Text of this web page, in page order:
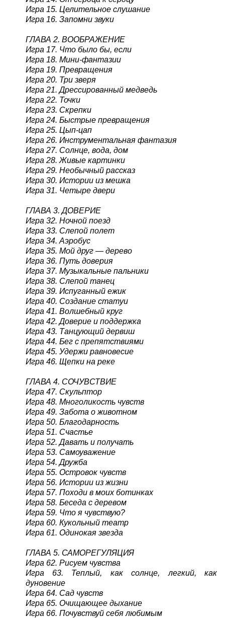
Игра 15. Целительное слушание
Игра 16. Запомни звуки
ГЛАВА 2. ВООБРАЖЕНИЕ
Игра 17. Что было бы, если
Игра 18. Мини-фантазии
Игра 19. Превращения
Игра 20. Три зверя
Игра 21. Дрессированный медведь
Игра 22. Точки
Игра 23. Скрепки
Игра 24. Быстрые превращения
Игра 25. Цып-цап
Игра 26. Инструментальная фантазия
Игра 27. Солнце, вода, дом
Игра 28. Живые картинки
Игра 29. Необычный рассказ
Игра 30. Истории из мешка
Игра 31. Четыре двери
ГЛАВА 3. ДОВЕРИЕ
Игра 32. Ночной поезд
Игра 33. Слепой полет
Игра 34. Аэробус
Игра 35. Мой друг — дерево
Игра 36. Путь доверия
Игра 37. Музыкальные пальники
Игра 38. Слепой танец
Игра 39. Испуганный ежик
Игра 40. Создание статуи
Игра 41. Волшебный круг
Игра 42. Доверие и поддержка
Игра 43. Танцующий дервиш
Игра 44. Бег с препятствиями
Игра 45. Удержи равновесие
Игра 46. Щепки на реке
ГЛАВА 4. СОЧУВСТВИЕ
Игра 47. Скульптор
Игра 48. Многоликость чувств
Игра 49. Забота о животном
Игра 50. Благодарность
Игра 51. Счастье
Игра 52. Давать и получать
Игра 53. Самоуважение
Игра 54. Дружба
Игра 55. Островок чувств
Игра 56. Истории из жизни
Игра 57. Походи в моих ботинках
Игра 58. Беседа с деревом
Игра 59. Что я чувствую?
Игра 60. Кукольный театр
Игра 61. Одинокая звезда
ГЛАВА 5. САМОРЕГУЛЯЦИЯ
Игра 62. Рисуем чувства
Игра 63. Теплый, как солнце, легкий, как
дуновение
Игра 64. Сад чувств
Игра 65. Очищающее дыхание
Игра 66. Почувствуй себя любимым